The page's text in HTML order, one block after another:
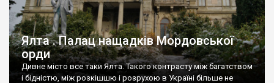
Ялта . Палац нащадків Мордовської
орди
Дивне місто все таки Ялта. Такого контрасту між багатством
і бідністю, між розкішшю і розрухою в Україні більше не